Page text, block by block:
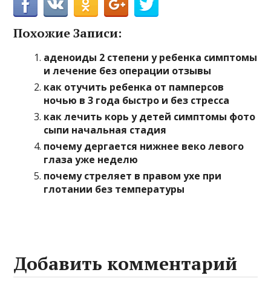
Похожие Записи:
аденоиды 2 степени у ребенка симптомы
и лечение без операции отзывы
как отучить ребенка от памперсов
ночью в 3 года быстро и без стресса
как лечить корь у детей симптомы фото
сыпи начальная стадия
почему дергается нижнее веко левого
глаза уже неделю
почему стреляет в правом ухе при
глотании без температуры
Добавить комментарий